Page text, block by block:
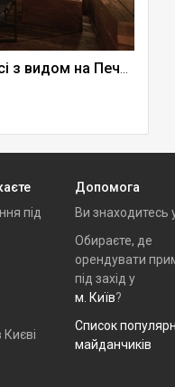
під
Допомога
Ви знаходитесь
Обираєте, де
орендувати
під захід у
м. Київ?
Список
майданчиків